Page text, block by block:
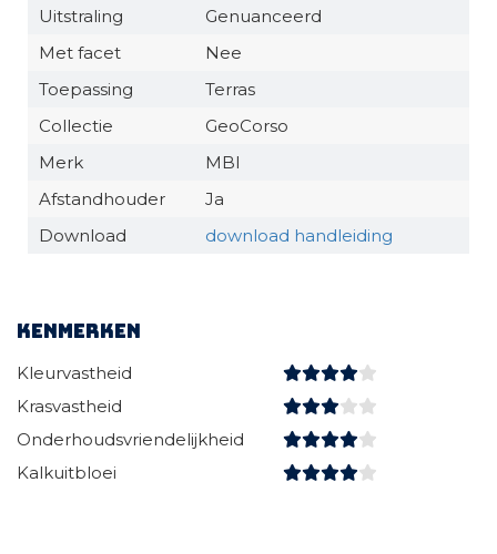
Uitstraling
Genuanceerd
Met facet
Nee
Toepassing
Terras
Collectie
GeoCorso
Merk
MBI
Afstandhouder
Ja
Download
download handleiding
Kenmerken
Kleurvastheid
Krasvastheid
Onderhoudsvriendelijkheid
Kalkuitbloei